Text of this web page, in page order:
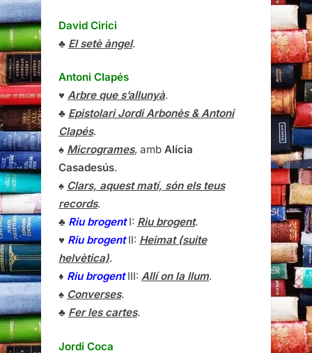
David Cirici
♣ El setè àngel.
Antoni Clapés
♥ Arbre que s’allunyà.
♣ Epistolari Jordi Arbonès & Antoni
Clapés.
♠ Microgrames, amb Alícia
Casadesús.
♠ Clars, aquest matí, són els teus
records.
♣ Riu brogentI: Riu brogent.
♥ Riu brogentII: Heimat (suite
helvètica).
♦ Riu brogentIII: Allí on la llum.
♠ Converses.
♣ Fer les cartes.
Jordi Coca